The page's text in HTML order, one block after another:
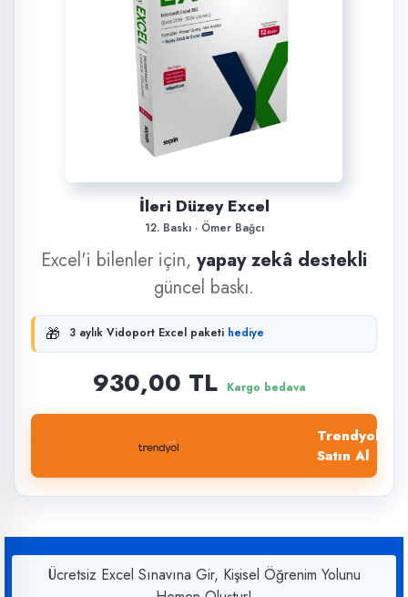
İleri Düzey Excel
12. Baskı · Ömer Bağcı
Excel'i bilenler için, yapay zekâ destekli
güncel baskı.
🎁 3 aylık Vidoport Excel paketi hediye
930,00 TL Kargo bedava
Trendyol'dan
Satın Al
Ücretsiz Excel Sınavına Gir, Kişisel Öğrenim Yolunu